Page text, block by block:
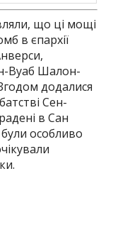
що ці мощі
в єпархії
Вуаб Шалон-
додалися
Сен-
в Сан
особливо